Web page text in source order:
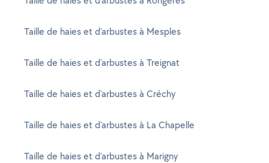
Taille de haies et d'arbustes à Mesples
Taille de haies et d'arbustes à Treignat
Taille de haies et d'arbustes à Créchy
Taille de haies et d'arbustes à La Chapelle
Taille de haies et d'arbustes à Marigny